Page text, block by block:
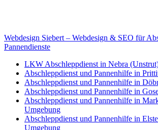
Webdesign Siebert – Webdesign & SEO für
Pannendienste
LKW Abschleppdienst in Nebra
Abschleppdienst und Pannenhilfe in
Abschleppdienst und Pannenhilfe in
Abschleppdienst und Pannenhilfe in
Abschleppdienst und Pannenhilfe in
Umgebung
Abschleppdienst und Pannenhilfe in
Umgebung